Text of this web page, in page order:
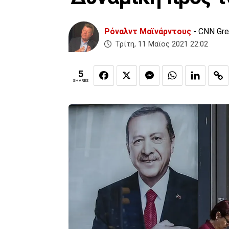
Ρόναλντ Μαϊνάρντους - CNN
Τρίτη, 11 Μαϊος 2021 22:02
5
SHARES